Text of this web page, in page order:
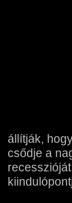
állítják,
csődje a